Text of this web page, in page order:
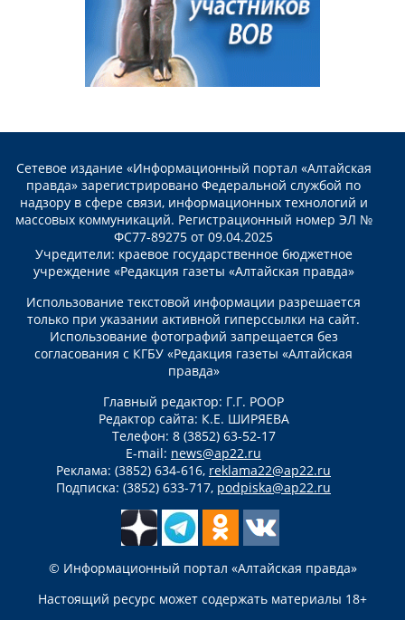
Сетевое издание «Информационный портал «Алтайская
правда» зарегистрировано Федеральной службой по
надзору в сфере связи, информационных технологий и
массовых коммуникаций. Регистрационный номер ЭЛ №
ФС77-89275 от 09.04.2025
Учредители: краевое государственное бюджетное
учреждение «Редакция газеты «Алтайская правда»
Использование текстовой информации разрешается
только при указании активной гиперссылки на сайт.
Использование фотографий запрещается без
согласования с КГБУ «Редакция газеты «Алтайская
правда»
Главный редактор: Г.Г. РООР
Редактор сайта: К.Е. ШИРЯЕВА
Телефон: 8 (3852) 63-52-17
E-mail: news@ap22.ru
Реклама: (3852) 634-616, reklama22@ap22.ru
Подписка: (3852) 633-717, podpiska@ap22.ru
© Информационный портал «Алтайская правда»
Настоящий ресурс может содержать материалы 18+